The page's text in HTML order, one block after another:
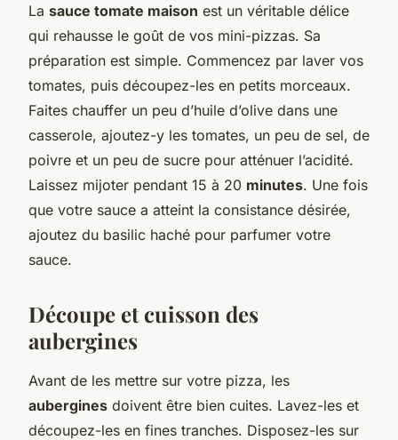
La sauce tomate maison est un véritable délice
qui rehausse le goût de vos mini-pizzas. Sa
préparation est simple. Commencez par laver vos
tomates, puis découpez-les en petits morceaux.
Faites chauffer un peu d’huile d’olive dans une
casserole, ajoutez-y les tomates, un peu de sel, de
poivre et un peu de sucre pour atténuer l’acidité.
Laissez mijoter pendant 15 à 20 minutes. Une fois
que votre sauce a atteint la consistance désirée,
ajoutez du basilic haché pour parfumer votre
sauce.
Découpe et cuisson des
aubergines
Avant de les mettre sur votre pizza, les
aubergines doivent être bien cuites. Lavez-les et
découpez-les en fines tranches. Disposez-les sur